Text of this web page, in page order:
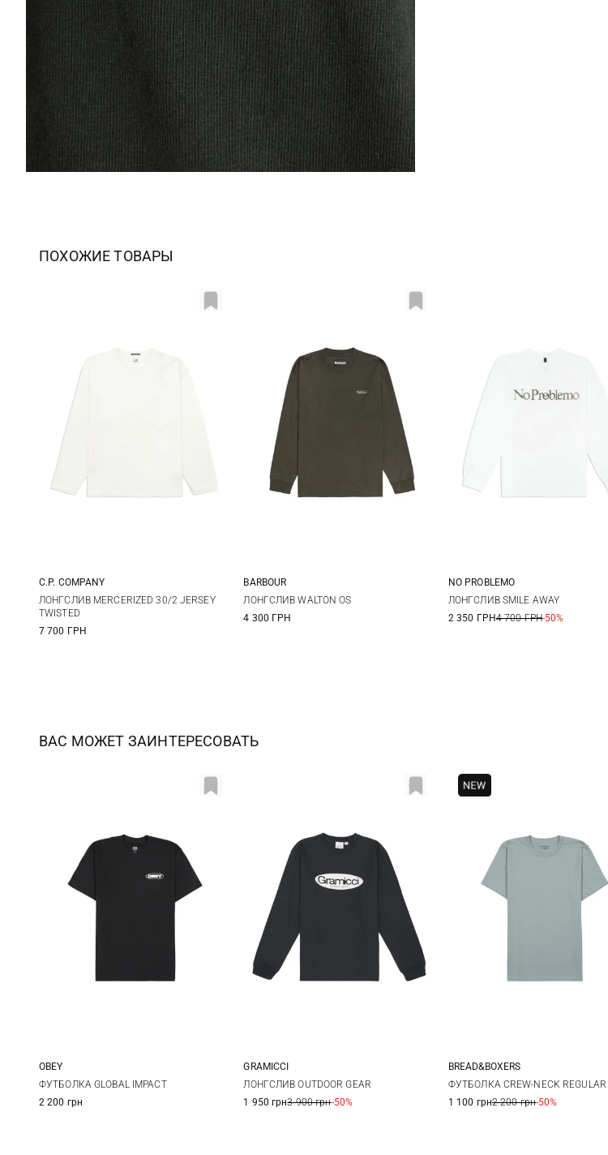
ПОХОЖИЕ ТОВАРЫ
M L XL XXL
C.P. COMPANY
ЛОНГСЛИВ MERCERIZED 30/2 JERSEY
TWISTED
7 700 ГРН
36 38
BARBOUR
ЛОНГСЛИВ WALTON OS
4 300 ГРН
S M
NO PROBLEMO
ЛОНГСЛИВ SMILE AWAY
2 350 ГРН4 700 ГРН-50%
ВАС МОЖЕТ ЗАИНТЕРЕСОВАТЬ
S M L
OBEY
ФУТБОЛКА GLOBAL IMPACT
2 200 грн
S M L
GRAMICCI
ЛОНГСЛИВ OUTDOOR GEAR
1 950 грн3 900 грн-50%
M
BREAD&BOXERS
ФУТБОЛКА CREW-NECK REGULAR
1 100 грн2 200 грн-50%